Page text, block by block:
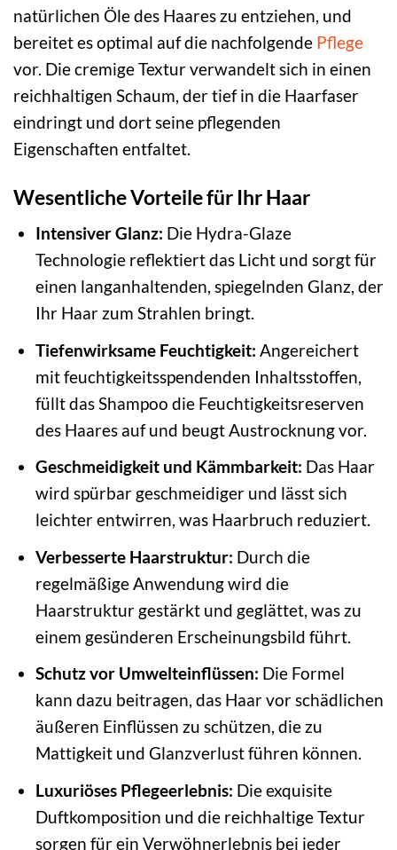
natürlichen Öle des Haares zu entziehen, und
bereitet es optimal auf die nachfolgende Pflege
vor. Die cremige Textur verwandelt sich in einen
reichhaltigen Schaum, der tief in die Haarfaser
eindringt und dort seine pflegenden
Eigenschaften entfaltet.
Wesentliche Vorteile für Ihr Haar
Intensiver Glanz: Die Hydra-Glaze
Technologie reflektiert das Licht und sorgt für
einen langanhaltenden, spiegelnden Glanz, der
Ihr Haar zum Strahlen bringt.
Tiefenwirksame Feuchtigkeit: Angereichert
mit feuchtigkeitsspendenden Inhaltsstoffen,
füllt das Shampoo die Feuchtigkeitsreserven
des Haares auf und beugt Austrocknung vor.
Geschmeidigkeit und Kämmbarkeit: Das Haar
wird spürbar geschmeidiger und lässt sich
leichter entwirren, was Haarbruch reduziert.
Verbesserte Haarstruktur: Durch die
regelmäßige Anwendung wird die
Haarstruktur gestärkt und geglättet, was zu
einem gesünderen Erscheinungsbild führt.
Schutz vor Umwelteinflüssen: Die Formel
kann dazu beitragen, das Haar vor schädlichen
äußeren Einflüssen zu schützen, die zu
Mattigkeit und Glanzverlust führen können.
Luxuriöses Pflegeerlebnis: Die exquisite
Duftkomposition und die reichhaltige Textur
sorgen für ein Verwöhnerlebnis bei jeder